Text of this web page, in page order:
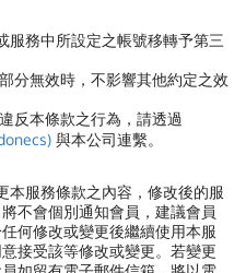
服務中所設定之帳號移轉予第三
分無效時，不影響其他約定之效
反本條款之行為，請透過
與本公司連繫。
本服務條款之內容，修改後的服
不會個別通知會員，建議會員
何修改或變更後繼續使用本服
接受該等修改或變更。若變更